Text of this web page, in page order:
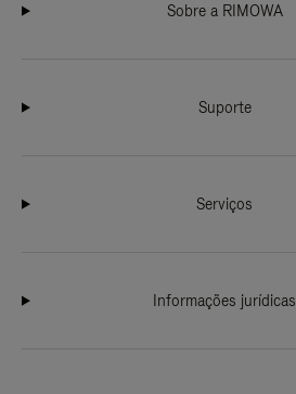
Sobre a RIMOWA
Suporte
Serviços
Informações jurídicas